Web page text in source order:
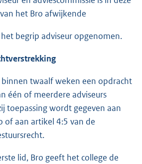
het Bro afwijkende
begrip adviseur opgenomen.
twaalf weken een opdracht
één of meerdere adviseurs
toepassing wordt gegeven aan
of aan artikel 4:5 van de
lid, Bro geeft het college de